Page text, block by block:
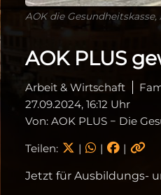
AOK die
AOK PLUS
Arbeit & Wirtschaft
27.09.2024, 16:12 Uhr
Von: AOK PLUS − Die
Teilen: | | |
Jetzt für Ausbildungs-